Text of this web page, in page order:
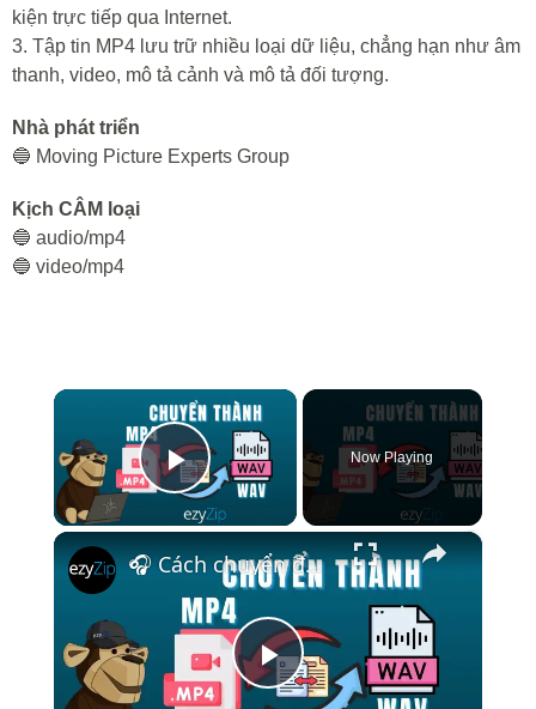
kiện trực tiếp qua Internet.
3. Tập tin MP4 lưu trữ nhiều loại dữ liệu, chẳng hạn như âm
thanh, video, mô tả cảnh và mô tả đối tượng.
Nhà phát triển
🔵 Moving Picture Experts Group
Kịch CÂM loại
🔵 audio/mp4
🔵 video/mp4
×
Play Video
Now Playing
×
Play
🎧 Cách chuyển đổi MP4 sang WAV trực tuyến – Miễn phí & Không cần ứng dụng